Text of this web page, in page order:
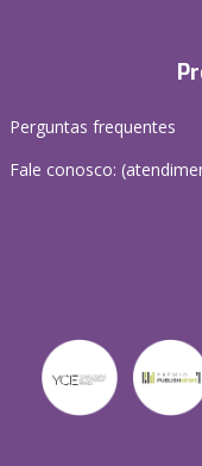
Perguntas frequentes
Fale conosco: